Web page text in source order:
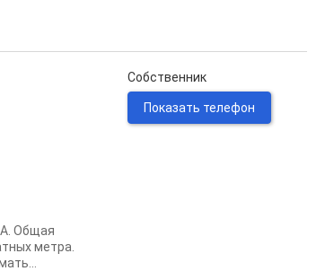
Общая
метра.
Собственник
Показать телефон